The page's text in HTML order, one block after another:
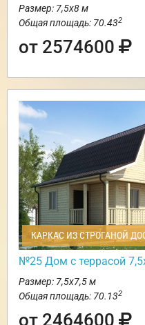
Размер: 7,5х8 м
Общая площадь: 70.432
от 2574600
КАРКАС ИЗ СТРОГАНОЙ
№25 Дом с террасой
Размер: 7,5х7,5 м
Общая площадь: 70.132
от 2464600